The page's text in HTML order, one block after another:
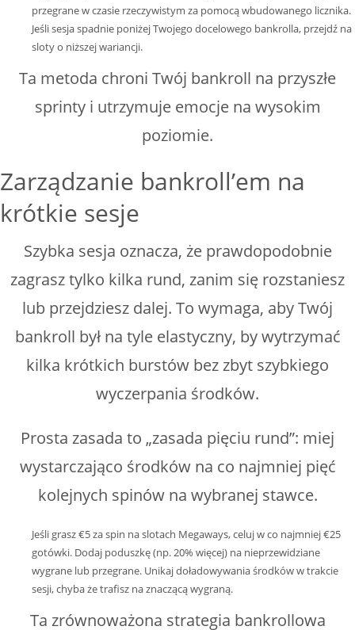
przegrane w czasie rzeczywistym za pomocą wbudowanego licznika.
Jeśli sesja spadnie poniżej Twojego docelowego bankrolla, przejdź na
sloty o niższej wariancji.
Ta metoda chroni Twój bankroll na przyszłe
sprinty i utrzymuje emocje na wysokim
poziomie.
Zarządzanie bankroll’em na
krótkie sesje
Szybka sesja oznacza, że prawdopodobnie
zagrasz tylko kilka rund, zanim się rozstaniesz
lub przejdziesz dalej. To wymaga, aby Twój
bankroll był na tyle elastyczny, by wytrzymać
kilka krótkich burstów bez zbyt szybkiego
wyczerpania środków.
Prosta zasada to „zasada pięciu rund”: miej
wystarczająco środków na co najmniej pięć
kolejnych spinów na wybranej stawce.
Jeśli grasz €5 za spin na slotach Megaways, celuj w co najmniej €25
gotówki. Dodaj poduszkę (np. 20% więcej) na nieprzewidziane
wygrane lub przegrane. Unikaj doładowywania środków w trakcie
sesji, chyba że trafisz na znaczącą wygraną.
Ta zrównoważona strategia bankrollowa